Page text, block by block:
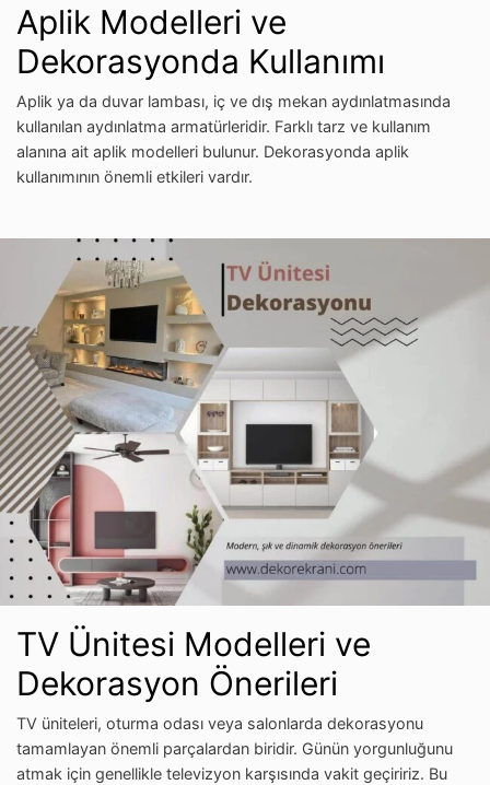
Aplik Modelleri ve
Dekorasyonda Kullanımı
Aplik ya da duvar lambası, iç ve dış mekan aydınlatmasında
kullanılan aydınlatma armatürleridir. Farklı tarz ve kullanım
alanına ait aplik modelleri bulunur. Dekorasyonda aplik
kullanımının önemli etkileri vardır.
TV Ünitesi Modelleri ve
Dekorasyon Önerileri
TV üniteleri, oturma odası veya salonlarda dekorasyonu
tamamlayan önemli parçalardan biridir. Günün yorgunluğunu
atmak için genellikle televizyon karşısında vakit geçiririz. Bu